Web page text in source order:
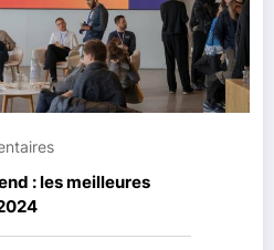
: les meilleures